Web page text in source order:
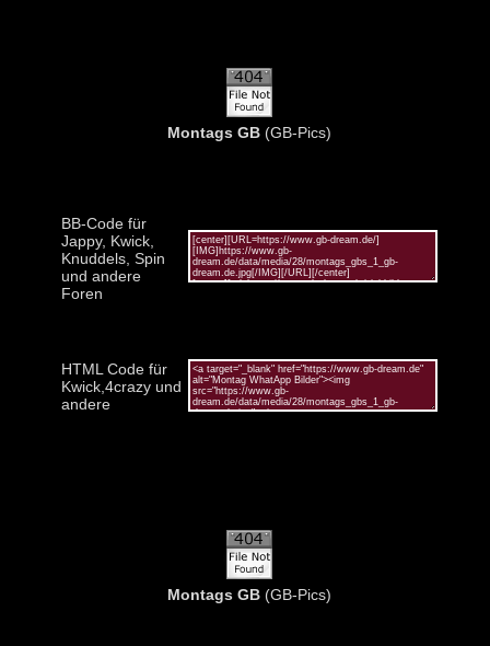
Montags GB(GB-Pics)
BB-Code für
Jappy, Kwick,
Knuddels, Spin
und andere
Foren
HTML Code für
Kwick,4crazy und
andere
Montags GB(GB-Pics)